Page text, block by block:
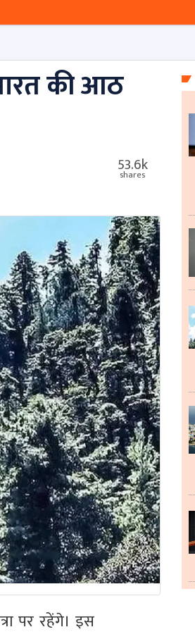
की आठ
53.6k
shares
पर रहेंगे। इस